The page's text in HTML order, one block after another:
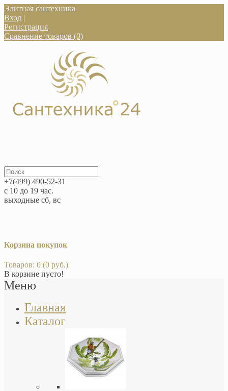
Элитная сантехника
Вход |
Регистрация
Сравнение товаров (0)
+7(499) 490-52-31
с 10 до 19 час.
выходные сб, вс
Корзина покупок
Товаров: 0 (0 руб.)
В корзине пусто!
Меню
Главная
Каталог